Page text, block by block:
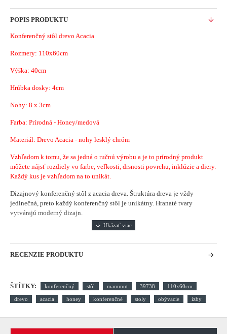
POPIS PRODUKTU
Konferenčný stôl drevo Acacia
Rozmery: 110x60cm
Výška: 40cm
Hrúbka dosky: 4cm
Nohy: 8 x 3cm
Farba: Prírodná - Honey/medová
Materiál: Drevo Acacia - nohy lesklý chróm
Vzhľadom k tomu, že sa jedná o ručnú výrobu a je to prírodný produkt
môžete nájsť rozdiely vo farbe, veľkosti, drsnosti povrchu, inklúzie a diery.
Každý kus je vzhľadom na to unikát.
Dizajnový konferenčný stôl z acacia dreva. Štruktúra dreva je vždy
jedinečná, preto každý konferenčný stôl je unikátny. Hranaté tvary
vytvárajú moderný dizajn.
RECENZIE PRODUKTU
ŠTÍTKY: konferenčný stôl mammut 39738 110x60cm
drevo acacia honey konferenčné stoly obývacie izby